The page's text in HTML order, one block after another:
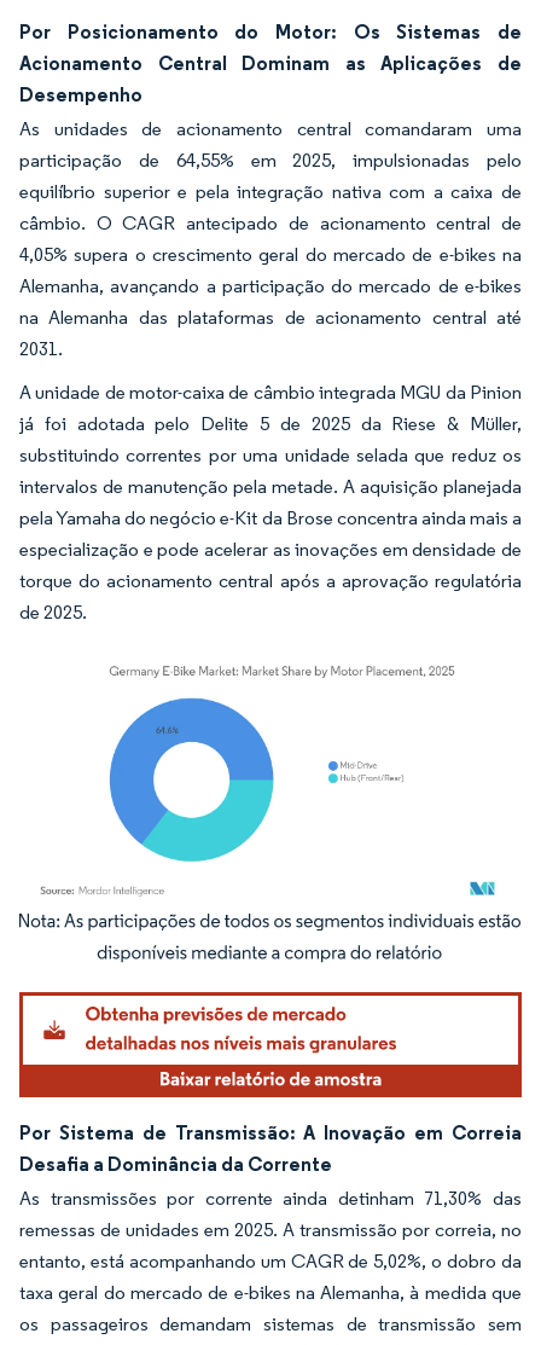
Por Posicionamento do Motor: Os Sistemas de
Acionamento Central Dominam as Aplicações de
Desempenho
As unidades de acionamento central comandaram uma
participação de 64,55% em 2025, impulsionadas pelo
equilíbrio superior e pela integração nativa com a caixa de
câmbio. O CAGR antecipado de acionamento central de
4,05% supera o crescimento geral do mercado de e-bikes na
Alemanha, avançando a participação do mercado de e-bikes
na Alemanha das plataformas de acionamento central até
2031.
A unidade de motor-caixa de câmbio integrada MGU da Pinion
já foi adotada pelo Delite 5 de 2025 da Riese & Müller,
substituindo correntes por uma unidade selada que reduz os
intervalos de manutenção pela metade. A aquisição planejada
pela Yamaha do negócio e-Kit da Brose concentra ainda mais a
especialização e pode acelerar as inovações em densidade de
torque do acionamento central após a aprovação regulatória
de 2025.
Imagem © Mordor Intelligence. O reuso requer atribuição conforme CC BY 4.0.
Por Sistema de Transmissão: A Inovação em Correia
Desafia a Dominância da Corrente
As transmissões por corrente ainda detinham 71,30% das
remessas de unidades em 2025. A transmissão por correia, no
entanto, está acompanhando um CAGR de 5,02%, o dobro da
taxa geral do mercado de e-bikes na Alemanha, à medida que
os passageiros demandam sistemas de transmissão sem